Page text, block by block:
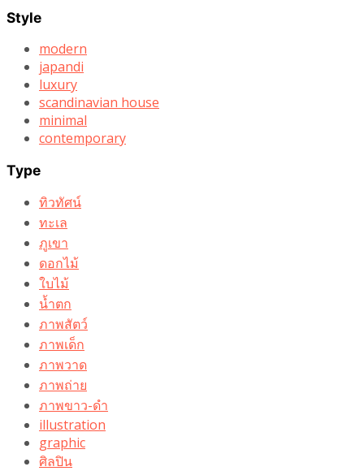
Style
modern
japandi
luxury
scandinavian house
minimal
contemporary
Type
ทิวทัศน์
ทะเล
ภูเขา
ดอกไม้
ใบไม้
น้ำตก
ภาพสัตว์
ภาพเด็ก
ภาพวาด
ภาพถ่าย
ภาพขาว-ดำ
illustration
graphic
ศิลปิน